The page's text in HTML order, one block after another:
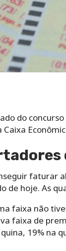
do
Caixa
faturar
de hoje. As
faixa não
faixa de
19% na